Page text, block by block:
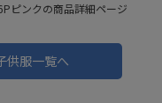
ピンクの商品詳細ページ
供服一覧へ